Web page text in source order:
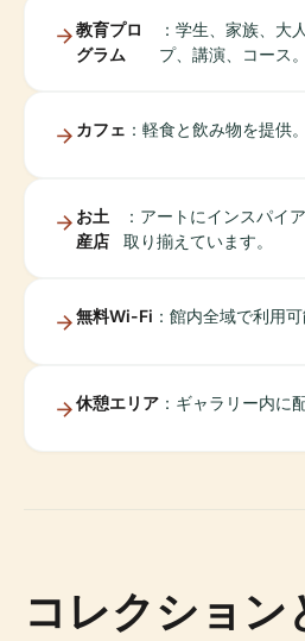
教育プロ
グラム
：学生、家族、大
プ、講演、コース。
カフェ ：軽食と飲み物を提供。
お土
産店
：アートにインスパイ
取り揃えています。
無料Wi-Fi ：館内全域で利用可
休憩エリア ：ギャラリー内に
コレクション